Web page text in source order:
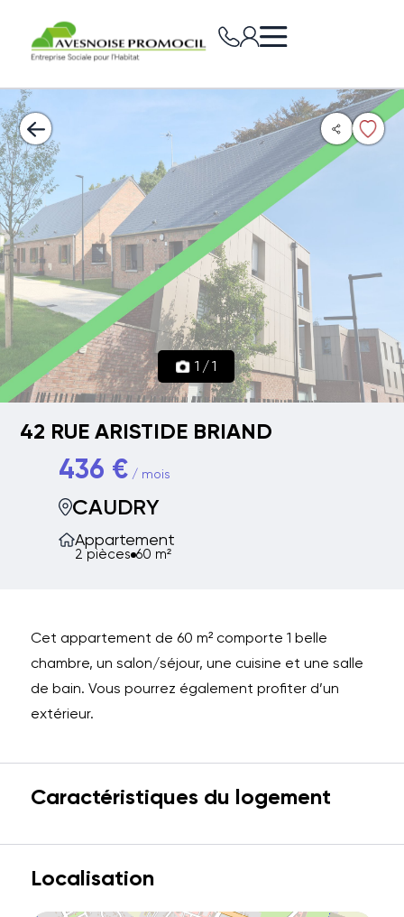
1 /1
42 RUE ARISTIDE BRIAND
436 €/ mois
CAUDRY
Appartement
2 pièces 60 m²
Cet appartement de 60 m² comporte 1 belle
chambre, un salon/séjour, une cuisine et une salle
de bain. Vous pourrez également profiter d’un
extérieur.
Caractéristiques du logement
Localisation